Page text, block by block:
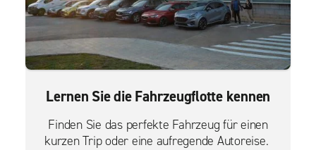
Lernen Sie die Fahrzeugflotte kennen
Finden Sie das perfekte Fahrzeug für einen
kurzen Trip oder eine aufregende Autoreise.